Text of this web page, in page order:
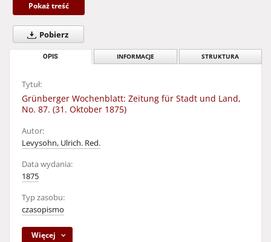
Pokaż treść
Pobierz
OPIS INFORMACJE STRUKTURA
Tytuł:
Grünberger Wochenblatt: Zeitung für Stadt und Land,
No. 87. (31. Oktober 1875)
Autor:
Levysohn, Ulrich. Red.
Data wydania:
1875
Typ zasobu:
czasopismo
Więcej